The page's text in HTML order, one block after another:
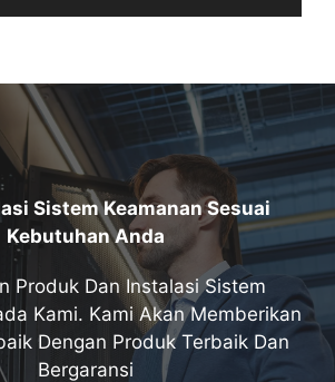
Sistem Keamanan Sesuai
Kebutuhan Anda
Produk Dan Instalasi Sistem
Kami. Kami Akan Memberikan
Dengan Produk Terbaik Dan
Bergaransi